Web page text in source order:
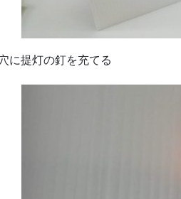
に提灯の釘を充てる